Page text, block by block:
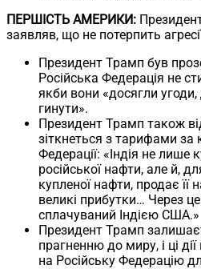
ПЕРШІСТЬ АМЕРИКИ:
заявляв, що не потерпить
Президент Трамп був
Російська Федерація не
якби вони «досягли
гинути».
Президент Трамп також
зіткнеться з тарифами за
Федерації: «Індія не лише
російської нафти, але й,
купленої нафти, продає її
великі прибутки… Через
сплачуваний Індією США.»
Президент Трамп
прагненню до миру, і ці
на Російську Федерацію